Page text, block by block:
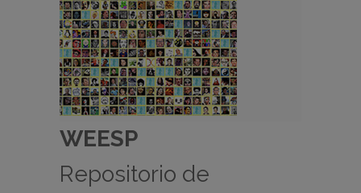
WEESP
Repositorio de